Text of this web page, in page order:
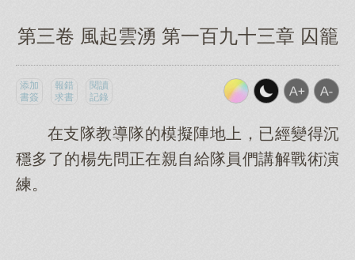
第三卷 風起雲湧 第一百九十三章 囚籠
添加
書簽
報錯
求書
閱讀
記錄
在支隊教導隊的模擬陣地上，已經變得沉
穩多了的楊先問正在親自給隊員們講解戰術演
練。